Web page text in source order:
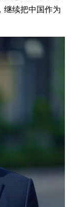
继续把中国作为